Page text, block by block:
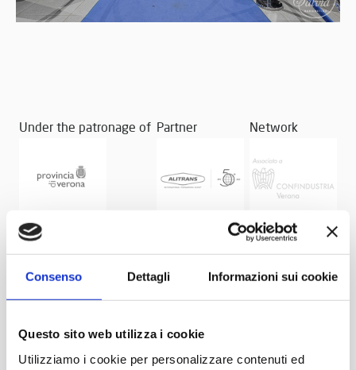
Consenso Dettagli Informazioni sui cookie
Questo sito web utilizza i cookie
Utilizziamo i cookie per personalizzare contenuti ed
Under the patronage of Partner Network